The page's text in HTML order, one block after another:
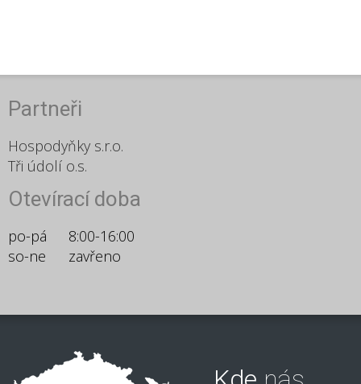
Partneři
Hospodyňky s.r.o.
Tři údolí o.s.
Otevírací doba
po-pá
8:00-16:00
so-ne
zavřeno